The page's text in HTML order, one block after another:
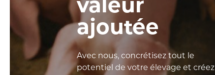
ajoutée
Avec nous, concrétisez tout le
potentiel de votre élevage et créez